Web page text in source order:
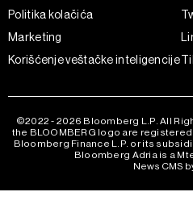
Politika kolačića
Marketing
Korišćenje veštačke inteligencije
©2022 - 2026 Bloomberg L.P. All
the BLOOMBERG logo are
Bloomberg Finance L.P. or its
Bloomberg Adria is a
News CMS